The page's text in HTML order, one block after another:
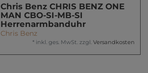
Chris Benz CHRIS BENZ ONE
MAN CBO-SI-MB-SI
Herrenarmbanduhr
Chris Benz
* inkl. ges. MwSt. zzgl. Versandkosten